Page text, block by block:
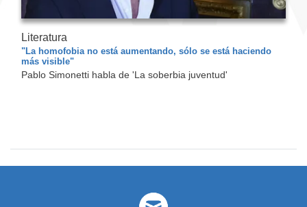
Literatura
"La homofobia no está aumentando, sólo se está haciendo
más visible"
Pablo Simonetti habla de 'La soberbia juventud'